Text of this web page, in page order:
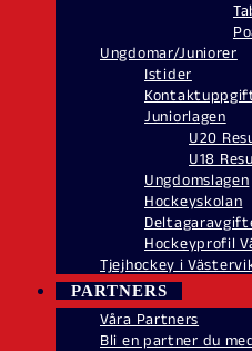
Ungdomar/Juniorer
Istider
Juniorlagen
U20
U18
Ungdomslagen
Hockeyskolan
Hockeyprofil
Tjejhockey i
PARTNERS
Våra Partners
Bli en partner du